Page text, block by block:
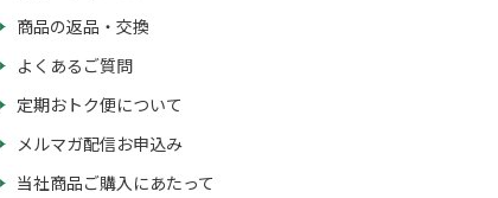
商品の返品・交換
よくあるご質問
定期おトク便について
メルマガ配信お申込み
当社商品ご購入にあたって